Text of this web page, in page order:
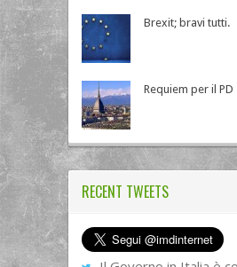
Brexit; bravi tutti.
Requiem per il PD
RECENT TWEETS